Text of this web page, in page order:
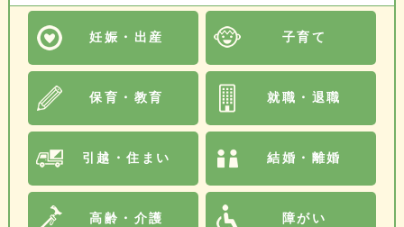
妊娠・出産 子育て
保育・教育 就職・退職
引越・住まい 結婚・離婚
高齢・介護 障がい